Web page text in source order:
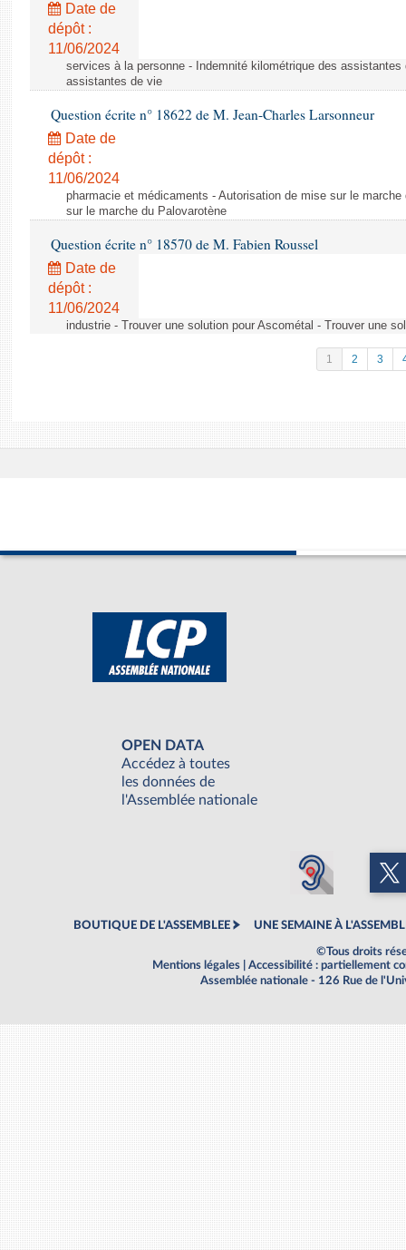
Date de
dépôt :
11/06/2024
services à la personne - Indemnité kilométrique des
assistantes de vie
Question écrite n° 18622 de M. Jean-Charles Larsonneur
Date de
dépôt :
11/06/2024
pharmacie et médicaments - Autorisation de mise sur le
sur le marche du Palovarotène
Question écrite n° 18570 de M. Fabien Roussel
Date de
dépôt :
11/06/2024
industrie - Trouver une solution pour Ascométal - Trouver une
1 2 3
OPEN DATA
Accédez à toutes
les données de
l'Assemblée nationale
BOUTIQUE DE L'ASSEMBLEE UNE SEMAINE À
©Tous droits
Mentions légales
Accessibilité : partiellement
Assemblée nationale - 126 Rue de